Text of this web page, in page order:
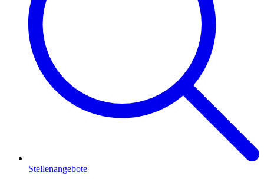
Stellenangebote